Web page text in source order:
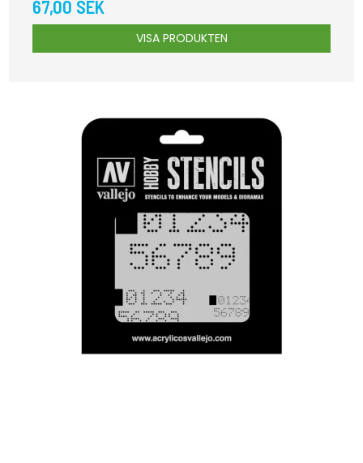
67,00 SEK
VISA PRODUKTEN